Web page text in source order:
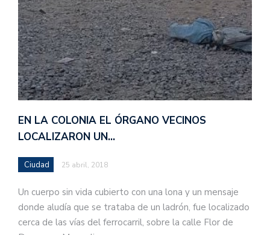
EN LA COLONIA EL ÓRGANO VECINOS
LOCALIZARON UN…
Ciudad 25 abril, 2018
Un cuerpo sin vida cubierto con una lona y un mensaje
donde aludía que se trataba de un ladrón, fue localizado
cerca de las vías del ferrocarril, sobre la calle Flor de